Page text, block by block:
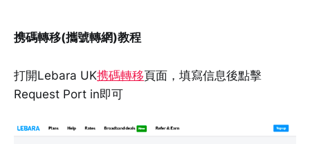
携碼轉移(攜號轉網)教程
打開Lebara UK携碼轉移頁面，填寫信息後點擊
Request Port in即可